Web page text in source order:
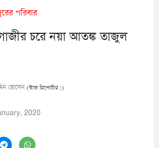
পরিবার
চরে নয়া আতঙ্ক তাজুল
হোসেন (স্টাফ রিপোর্টার :)
2020